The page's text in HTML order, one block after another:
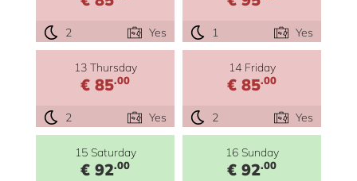
2 Yes 1 Yes
13 Thursday
€ 85.00
2 Yes
14 Friday
€ 85.00
2 Yes
15 Saturday
€ 92.00
16 Sunday
€ 92.00